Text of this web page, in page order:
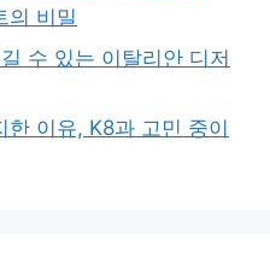
의 비밀
수 있는 이탈리안 디저
이유, K8과 고민 중이